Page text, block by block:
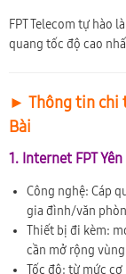
FPT Telecom tự hào
quang tốc độ cao
► Thông tin chi
Bài
1. Internet FPT
Công nghệ: Cáp
gia đình/văn
Thiết bị đi kèm:
cần mở rộng
Tốc độ: từ mức cơ